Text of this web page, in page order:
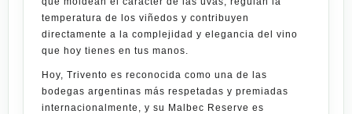
temperatura de los viñedos y contribuyen
directamente a la complejidad y elegancia del vino
que hoy tienes en tus manos.
Hoy, Trivento es reconocida como una de las
bodegas argentinas más respetadas y premiadas
internacionalmente, y su Malbec Reserve es